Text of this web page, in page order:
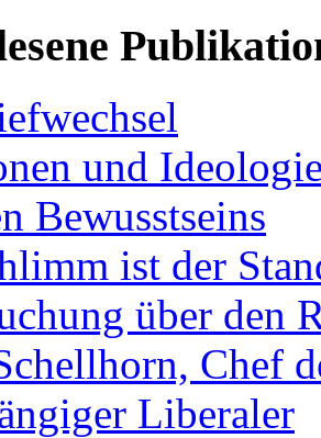
und
Bewusstseins
ist der
über den
Chef
Liberaler